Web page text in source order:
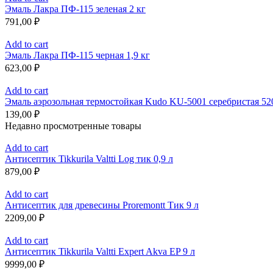
Эмаль Лакра ПФ-115 зеленая 2 кг
791,00 ₽
Add to cart
Эмаль Лакра ПФ-115 черная 1,9 кг
623,00 ₽
Add to cart
Эмаль аэрозольная термостойкая Kudo KU-5001 серебристая
139,00 ₽
Недавно просмотренные товары
Add to cart
Антисептик Tikkurila Valtti Log тик 0,9 л
879,00 ₽
Add to cart
Антисептик для древесины Proremontt Тик 9 л
2209,00 ₽
Add to cart
Антисептик Tikkurila Valtti Expert Akva EP 9 л
9999,00 ₽